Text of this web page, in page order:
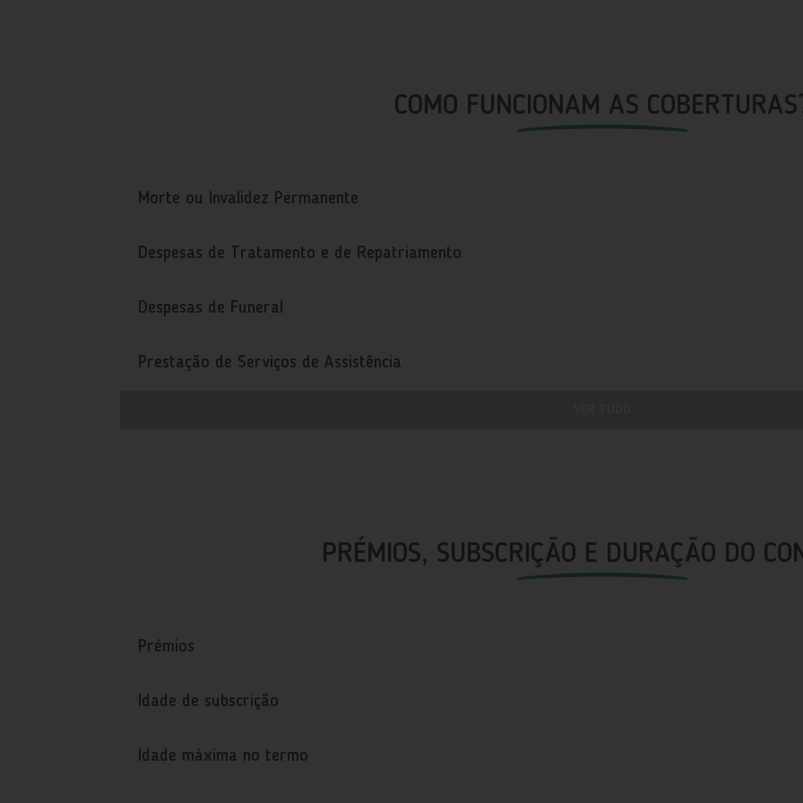
COMO FUNCIONAM AS
Morte ou Invalidez Permanente
Despesas de Tratamento e de Repatriamento
Despesas de Funeral
Prestação de Serviços de Assistência
PRÉMIOS, SUBSCRIÇÃO E DURAÇÃO DO
Prémios
Idade de subscrição
Idade máxima no termo